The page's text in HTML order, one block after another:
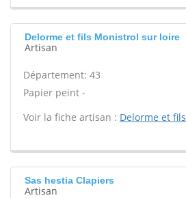
Delorme et fils Monistrol sur loire
Artisan
Département: 43
Papier peint -
Voir la fiche artisan : Delorme et fils
Sas hestia Clapiers
Artisan